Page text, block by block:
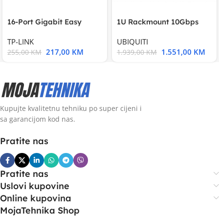
16-Port Gigabit Easy
TP-LINK
255,00KM 217,00 KM
1U Rackmount 10Gbps
UBIQUITI
1.939,00KM 1.551,00 KM
Kupujte kvalitetnu tehniku po super cijeni i
sa garancijom kod nas.
Pratite nas
Pratite nas
Uslovi kupovine
Online kupovina
MojaTehnika Shop